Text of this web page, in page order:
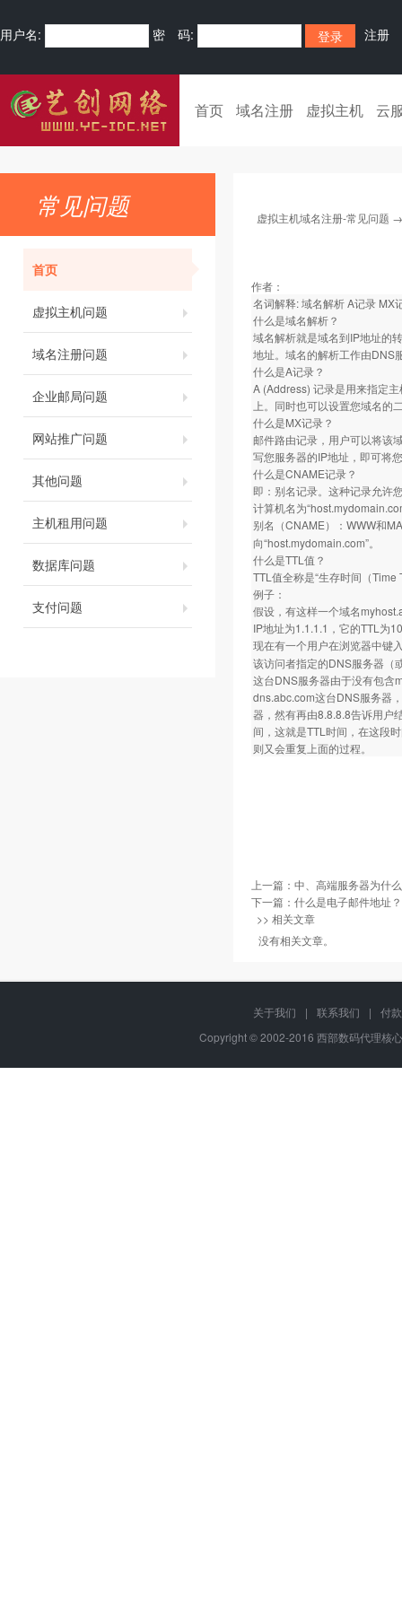
用户名: 密 码: 注册
首页 域名注册 虚拟主机 云
常见问题
首页
虚拟主机问题
域名注册问题
企业邮局问题
网站推广问题
其他问题
主机租用问题
数据库问题
支付问题
虚拟主机域名注册-常见问题
作者：
名词解释: 域名解析 A记录 MX
什么是域名解析？
域名解析就是域名到IP地址的
地址。域名的解析工作由DNS
什么是A记录？
A (Address) 记录是用来指定
上。同时也可以设置您域名的
什么是MX记录？
邮件路由记录，用户可以将该
写您服务器的IP地址，即可将
什么是CNAME记录？
即：别名记录。这种记录允许
计算机名为
别名（CNAME）：WWW和
向“host.mydomain.com”。
什么是TTL值？
TTL值全称是“生存时间（
例子：
假设，有这样一个域名
IP地址为1.1.1.1，它的TTL为
现在有一个用户在浏览器中键
该访问者指定的DNS服务器（
这台DNS服务器由于没有包含
dns.abc.com这台DNS服务器
器，然有再由8.8.8.8告诉用户
间，这就是TTL时间，在这段
则又会重复上面的过程。
上一篇： 中、高端服务器为什
下一篇： 什么是电子邮件地址？
>> 相关文章
没有相关文章。
关于我们 | 联系我们 |
付
Copyright © 2002-2016 西部数码代理核